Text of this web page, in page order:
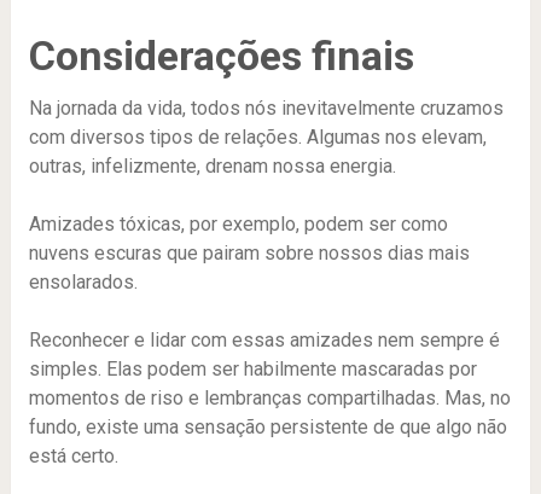
Considerações finais
Na jornada da vida, todos nós inevitavelmente cruzamos
com diversos tipos de relações. Algumas nos elevam,
outras, infelizmente, drenam nossa energia.
Amizades tóxicas, por exemplo, podem ser como
nuvens escuras que pairam sobre nossos dias mais
ensolarados.
Reconhecer e lidar com essas amizades nem sempre é
simples. Elas podem ser habilmente mascaradas por
momentos de riso e lembranças compartilhadas. Mas, no
fundo, existe uma sensação persistente de que algo não
está certo.